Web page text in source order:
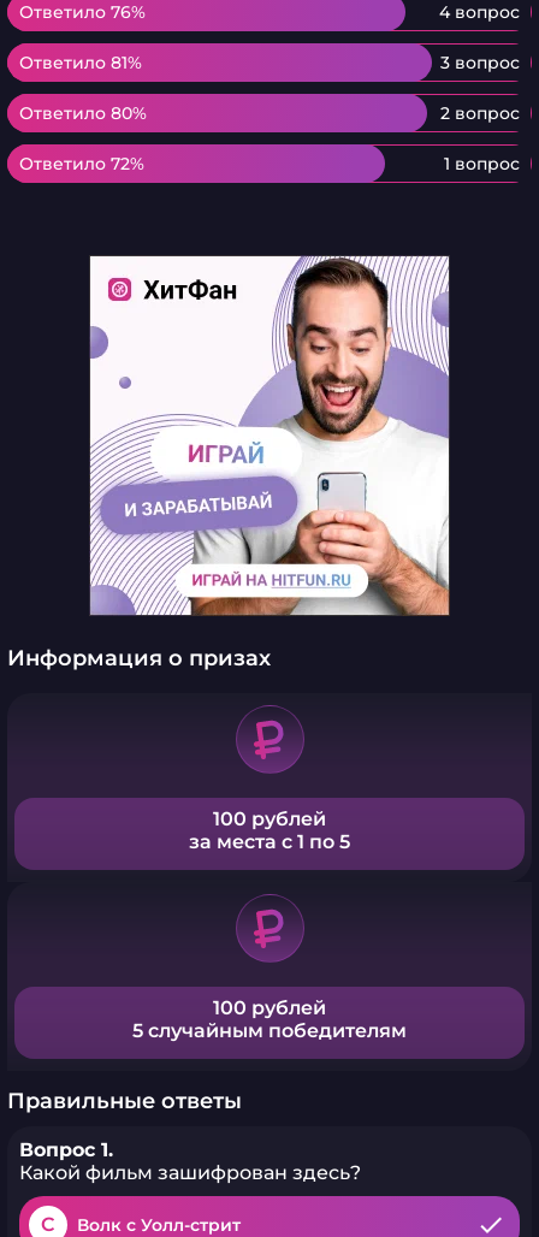
Ответило 76% 4 вопрос
Ответило 76%
Ответило 81% 3 вопрос
Ответило 81%
Ответило 80% 2 вопрос
Ответило 80%
Ответило 72% 1 вопрос
Ответило 72%
Информация о призах
100 рублей
за места с 1 по 5
100 рублей
5 случайным победителям
Правильные ответы
Вопрос 1.
Какой фильм зашифрован здесь?
C Волк с Уолл-стрит